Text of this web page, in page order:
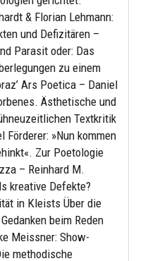
& Florian Lehmann:
und Defizitären –
Parasit oder: Das
zu einem
Ars Poetica – Daniel
Ästhetische und
Textkritik
»Nun kommen
Zur Poetologie
– Reinhard M.
kreative Defekte?
in Kleists Über die
beim Reden
Meissner: Show-
methodische